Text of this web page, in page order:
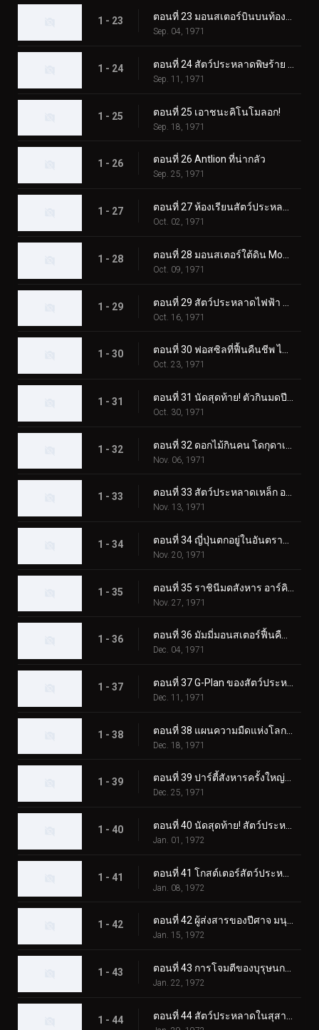
1 - 23 ตอนที่ 23 มอนสเตอร์บินบนท้องฟ้า มูซาเบดอล
Sep. 04, 1971
1 - 24
Sep. 11, 1971
1 - 25 ตอนที่ 25 เอาชนะคิโนโมลอก!
Sep. 18, 1971
1 - 26 ตอนที่ 26 Antlion ที่น่ากลัว
Sep. 25, 1971
1 - 27
Oct. 02, 1971
1 - 28
Oct. 09, 1971
1 - 29
Oct. 16, 1971
1 - 30 ตอนที่ 30 ฟอสซิลที่ฟื้นคืนชีพ ไทรโลไบต์ดูดเลือด
Oct. 23, 1971
1 - 31
Oct. 30, 1971
1 - 32
Nov. 06, 1971
1 - 33 ตอนที่ 33 สัตว์ประหลาดเหล็ก อาร์มาดิลอง
Nov. 13, 1971
1 - 34
Nov. 20, 1971
1 - 35
Nov. 27, 1971
1 - 36 ตอนที่ 36 มัมมี่มอนสเตอร์ฟื้นคืนชีพ อิยิปตัส
Dec. 04, 1971
1 - 37
Dec. 11, 1971
1 - 38
Dec. 18, 1971
1 - 39 ตอนที่ 39 ปาร์ตี้สังหารครั้งใหญ่ของมนุษย์หมาป่าปีศาจ
Dec. 25, 1971
1 - 40
Jan. 01, 1972
1 - 41
Jan. 08, 1972
1 - 42 ตอนที่ 42 ผู้ส่งสารของปีศาจ มนุษย์บินลึกลับ
Jan. 15, 1972
1 - 43
Jan. 22, 1972
1 - 44